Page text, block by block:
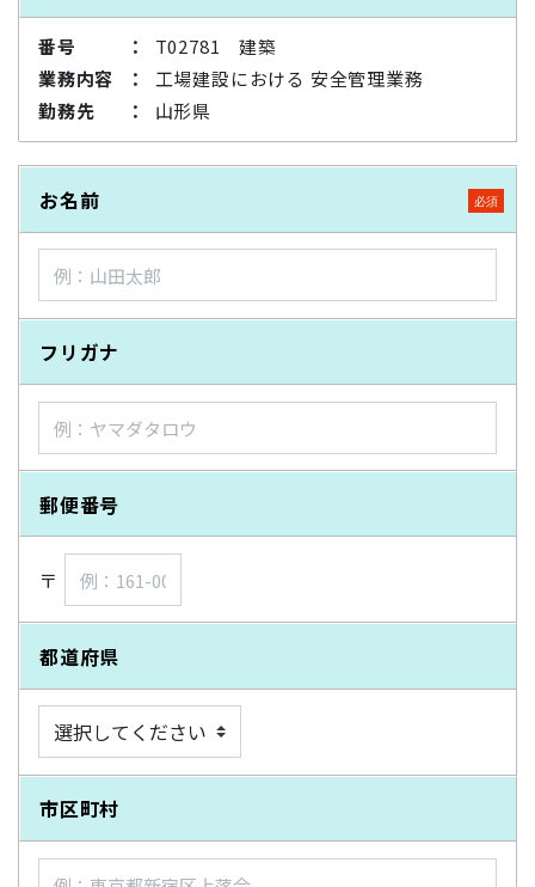
番号
T02781 建築
業務内容
工場建設における 安全管理業務
勤務先
山形県
お名前
フリガナ
郵便番号
〒
都道府県
市区町村